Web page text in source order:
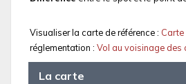
Visualiser la carte de référence : Carte
réglementation : Vol au voisinage des
La carte